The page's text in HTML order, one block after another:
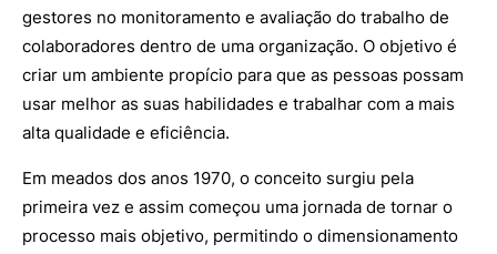
gestores no monitoramento e avaliação do trabalho de
colaboradores dentro de uma organização. O objetivo é
criar um ambiente propício para que as pessoas possam
usar melhor as suas habilidades e trabalhar com a mais
alta qualidade e eficiência.
Em meados dos anos 1970, o conceito surgiu pela
primeira vez e assim começou uma jornada de tornar o
processo mais objetivo, permitindo o dimensionamento